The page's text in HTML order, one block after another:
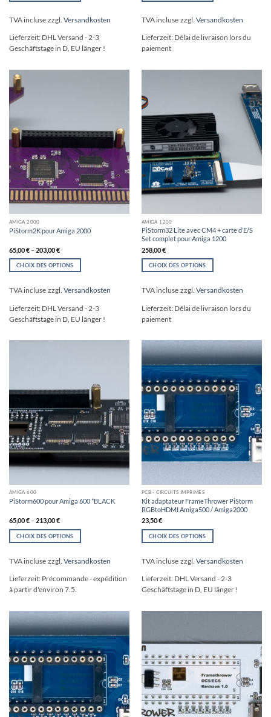
produit
plusieurs
variations.
options
peuvent
être
choisies
sur
la
page
du
produit
TVA incluse zzgl. Versandkosten
Lieferzeit: DHL Versand - 2-3
Geschäftstage in D, EU länger !
produit
plusieurs
variations.
options
choisies
sur
la
page
du
produit
TVA incluse zzgl. Versandkosten
Lieferzeit: Délai de livraison lors du
paiement
AMIGA 2000
PiStorm2K pour Amiga 2000
65,00€–203,00€
CHOIX DES OPTIONS
produit
plusieurs
variations.
options
la
du
produit
TVA incluse zzgl. Versandkosten
Lieferzeit: DHL Versand - 2-3
Geschäftstage in D, EU länger !
AMIGA 1200
PiStorm32 Lite avec CM4 + carte d’E/S
Set complet pour Amiga 1200
258,00€
CHOIX DES OPTIONS
produit
plusieurs
variations.
options
peuvent
être
choisies
sur
la
page
du
produit
TVA incluse zzgl. Versandkosten
Lieferzeit: Délai de livraison lors du
paiement
AMIGA 600
PiStorm600 pour Amiga 600 *BLACK
65,00€–213,00€
CHOIX DES OPTIONS
produit
plusieurs
variations.
options
peuvent
être
choisies
sur
la
page
du
produit
TVA incluse zzgl. Versandkosten
Lieferzeit: Précommande - expédition
à partir d'environ 7.5.
PCB - CIRCUITS IMPRIMÉS
Kit adaptateur FrameThrower PiStorm
RGBtoHDMI Amiga500 / Amiga2000
23,50€
CHOIX DES OPTIONS
produit
plusieurs
variations.
options
choisies
sur
la
page
du
produit
TVA incluse zzgl. Versandkosten
Lieferzeit: DHL Versand - 2-3
Geschäftstage in D, EU länger !